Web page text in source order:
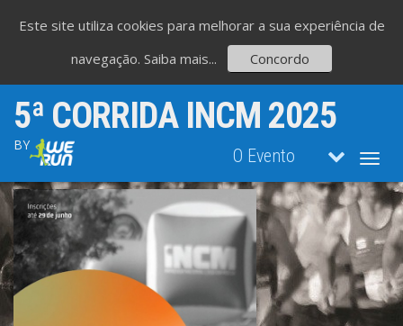
5ª CORRIDA INCM 2025
BY O Evento
Este site utiliza cookies para melhorar a sua experiência de
navegação. Saiba mais... Concordo